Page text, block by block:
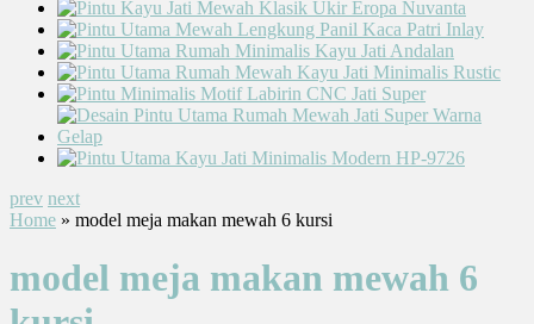
prev next
Home » model meja makan mewah 6 kursi
model meja makan mewah 6